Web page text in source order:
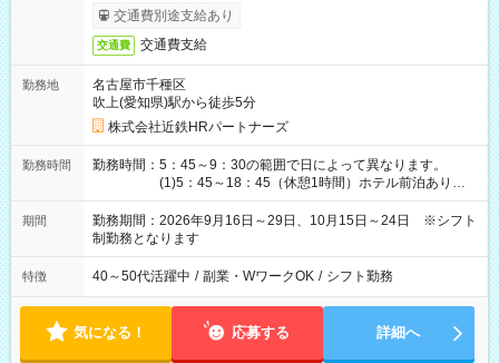
交通費別途支給あり
交通費 交通費支給
勤務地
名古屋市千種区
吹上(愛知県)駅から徒歩5分
株式会社近鉄HRパートナーズ
勤務時間
勤務時間：5：45～9：30の範囲で日によって異なります。
(1)5：45～18：45（休憩1時間）ホテル前泊あり！
(2)6：00～19：00（休憩1時間）ホテル前泊あり！
(3)6：45～19：45（休憩1時間） (4)7：
30～20：30（休憩1時間） (5)8：30～18：00（休憩
1時間） (6)9：30～21：30（休憩1時間）
期間
勤務期間：2026年9月16日～29日、10月15日～24日 ※シフト
制勤務となります
特徴 40～50代活躍中 / 副業・WワークOK / シフト勤務
気になる！ 応募する 詳細へ